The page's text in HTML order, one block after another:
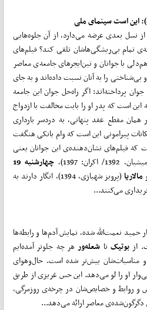
این است سینمای ملی
نسل بعدی عرضه می‌دارد، از آن جلوه‌هایی
تمام بی‌ریشگی‌هاشان تلقی کند؟ فیلم‌های
با جوانان و تین‌ایجرهای جامعه‌ی معاصر
را به آنان نسبت داده‌اند و به جای
پرداخته‌اند: اگر راه‌حل جوان این جامعه
است که پدر او را بابت مخالفت با ازدواج
همان مقطع عقد پنهانی، به دردسر بارداری
پیرامونی این است که وام بانکی هنگفت
که فیلم‌های نشان‌دهنده‌ی این جوانان یعنی
اکران: 1397)،
چهارشنبه 19
مالاریا
(پرویز شهبازی، 1394)، انگار دارند به
می‌کنند...
نعمت‌الله شده، نمایش آدم‌ها و رابطه‌ها
‌از بوتیکتا شعلهورهر چه جلوتر آمده‌ایم
و مناسبات‌شان بیش‌تر شده است. حال‌وهوای
او را لو می‌دهد. این حس غریزی از طریق
روابط و خصایص‌شان در چرخه‌ی روزمرگی،
دگرگون‌شده‌ی معاصر ارائه می‌دهد...